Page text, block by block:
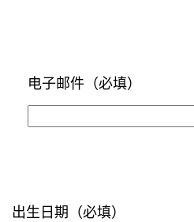
电子邮件 （必填）
出生日期 （必填）